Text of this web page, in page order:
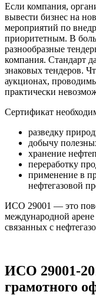
Если компания,
вывести бизнес на
мероприятий по
приоритетным. В
разнообразные
компания. Стандарт
знаковых тендеров.
аукционах,
практически
Сертификат
разведку
добычу
хранение
переработку
применение в
нефтегазовой
ИСО 29001 — это
международной арене
связанных с
ИСО 29001-
грамотного